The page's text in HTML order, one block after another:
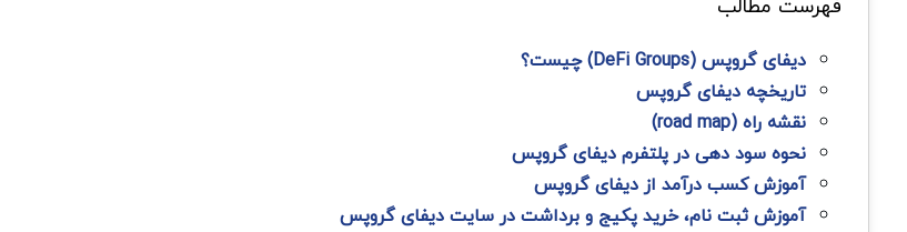
دیفای گروپس (DeFi Groups) چیست؟
تاریخچه دیفای گروپس
نقشه راه (road map)
نحوه‌ سود دهی در پلتفرم دیفای گروپس
آموزش کسب درآمد از دیفای گروپس
آموزش ثبت نام، خرید پکیج و برداشت در سایت دیفای گروپس